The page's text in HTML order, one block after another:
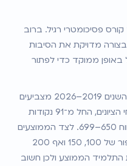
פסיכומטרי רגיל. ברוב
מדויקת את הסיבות
באופן ממוקד כדי לפתור
נתוני תלמידי שיפור הציון שנבדקו בין השנים 2019–2026 מצביעים
על שיפור ממוצע משמעותי בכל טווחי הציונים, החל מ־91 נקודות
בטווח 500–549 ועד 35 נקודות בטווח 650–699. לצד הממוצעים
התלמיד הממוצע ולכן חשוב